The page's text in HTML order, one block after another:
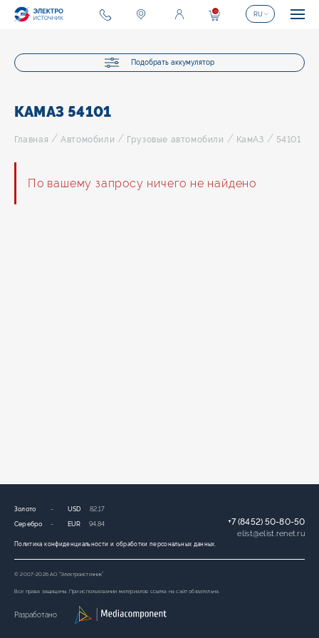
Подобрать аккумулятор
КАМАЗ 54101
Главная /Автомобили / Грузовые автомобили / КамАЗ / 54101
По вашему запросу ничего не найдено
Политика конфиденциальности и обработки персональных данных.
Золото -
Серебро -
USD 82,17
EUR 94,84 +7 (8452) 50-80-50
elist@elist.renet.ru
© 2007-2026 АО “Электроисточник”
Все права защищены. При использовании материалов ссылка на сайт обязательна.
Разработано
0 RU